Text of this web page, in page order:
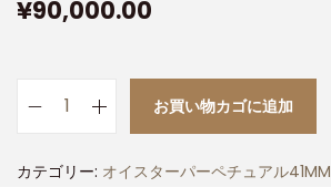
¥90,000.00
お買い物カゴに追加
カテゴリー: オイスターパーペチュアル41MM